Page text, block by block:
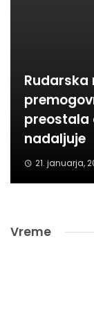
Rudarska
preostala
nadaljuje
21. januarja,
Vreme